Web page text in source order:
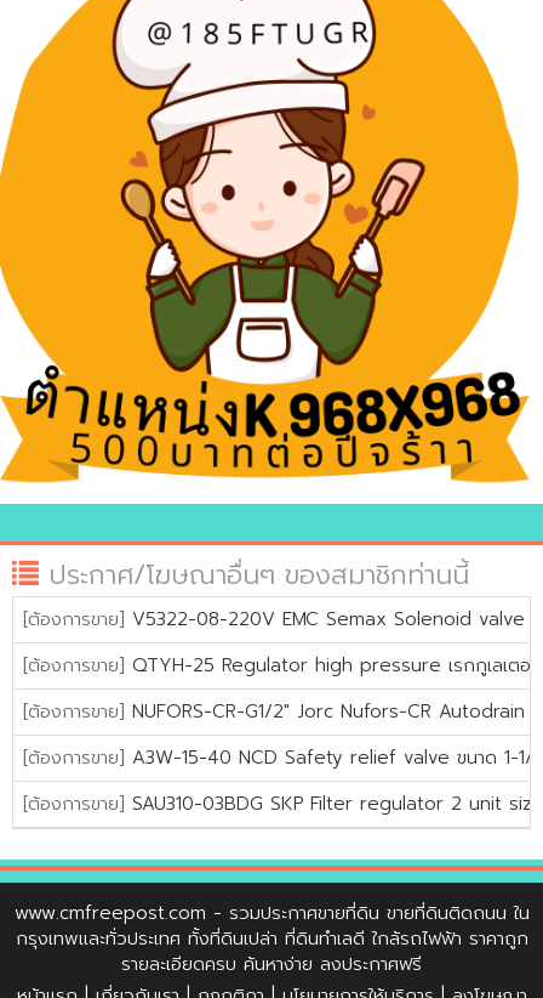
ประกาศ/โฆษณาอื่นๆ ของสมาชิกท่านนี้
[ต้องการขาย] V5322-08-220V EMC Semax Solenoid valve
[ต้องการขาย] QTYH-25 Regulator high pressure เรกกูเลเต
[ต้องการขาย] NUFORS-CR-G1/2" Jorc Nufors-CR
[ต้องการขาย] A3W-15-40 NCD Safety relief valve ขนาด 1-
[ต้องการขาย] SAU310-03BDG SKP Filter regulator 2 unit
www.cmfreepost.com - รวมประกาศขายที่ดิน ขายที่ดินติดถนน ใน
กรุงเทพและทั่วประเทศ ทั้งที่ดินเปล่า ที่ดินทำเลดี ใกล้รถไฟฟ้า ราคาถูก
รายละเอียดครบ ค้นหาง่าย ลงประกาศฟรี